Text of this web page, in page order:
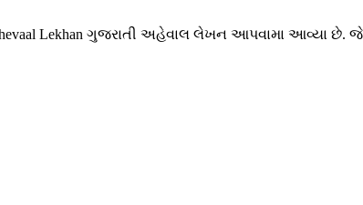
Ahevaal Lekhan ગુજરાતી અહેવાલ લેખન આપવામા આવ્યા છે. જે